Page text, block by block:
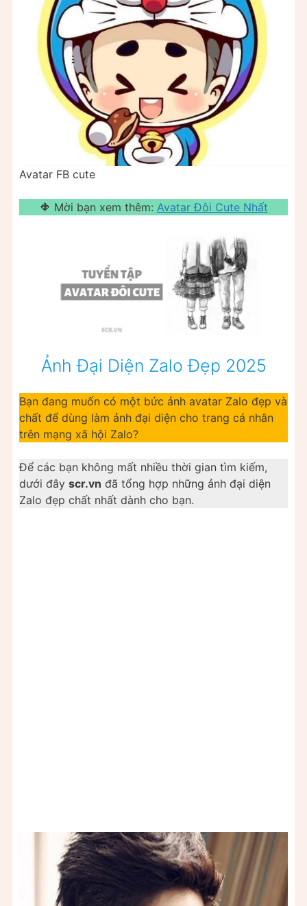
Avatar FB cute
🔶 Mời bạn xem thêm: Avatar Đôi Cute Nhất
Ảnh Đại Diện Zalo Đẹp 2025
Bạn đang muốn có một bức ảnh avatar Zalo đẹp và
chất để dùng làm ảnh đại diện cho trang cá nhân
trên mạng xã hội Zalo?
Để các bạn không mất nhiều thời gian tìm kiếm,
dưới đây scr.vn đã tổng hợp những ảnh đại diện
Zalo đẹp chất nhất dành cho bạn.